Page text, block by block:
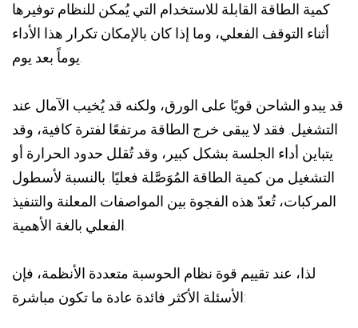
كمية الطاقة القابلة للاستخدام التي يُمكن للنظام توفيرها
أثناء التوقف الفعلي، وما إذا كان بالإمكان تكرار هذا الأداء
قد يبدو الشاحن قويًا على الورق، ولكنه قد يُخيب الآمال عند
التشغيل. فقد لا يبقى خرج الطاقة مرتفعًا لفترة كافية، وقد
يتباين أداء الجلسة بشكل كبير، وقد تُقلل حدود الحرارة أو
التشغيل من كمية الطاقة المُوَصَّلة فعليًا. بالنسبة لأسطول
المركبات، تُعدّ هذه الفجوة بين المواصفات المعلنة والتنفيذ
لذا، عند تقييم قوة نظام الحوسبة متعددة الأنظمة، فإن
الأسئلة الأكثر فائدة عادة ما تكون مباشرة: